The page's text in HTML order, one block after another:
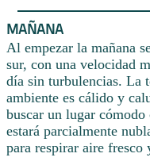
MAÑANA
Al empezar la mañana
sur, con una velocidad
día sin turbulencias. La
ambiente es cálido y
buscar un lugar
estará parcialmente
para respirar aire fresco